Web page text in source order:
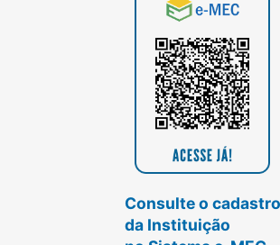
Consulte o cadastro
da Instituição